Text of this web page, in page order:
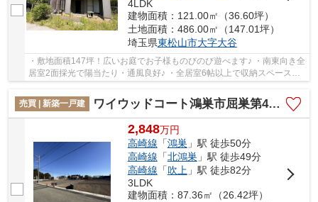
4LDK
建物面積：121.00㎡（36.60坪）
土地面積：486.00㎡（147.01坪）
埼玉県東松山市大字大谷
・敷地面積147坪！広いお庭でお子様ものびのび遊べます♪ ・南東向き全
居室2面採光で陽当たり・通風良好♪ ・全居室6帖以上で収納スペース豊
売買 | 新築一戸建
ワイウッドコート鴻巣市屈巣第4期 新築戸建 全4棟 4号地
2,848万円
高崎線 「鴻巣 」駅 徒歩50分
高崎線 「北鴻巣 」駅 徒歩49分
高崎線 「吹上」駅 徒歩82分
3LDK
建物面積：87.36㎡（26.42坪）